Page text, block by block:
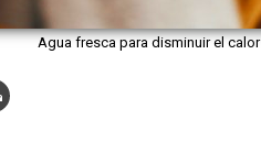
Agua fresca para disminuir el calor